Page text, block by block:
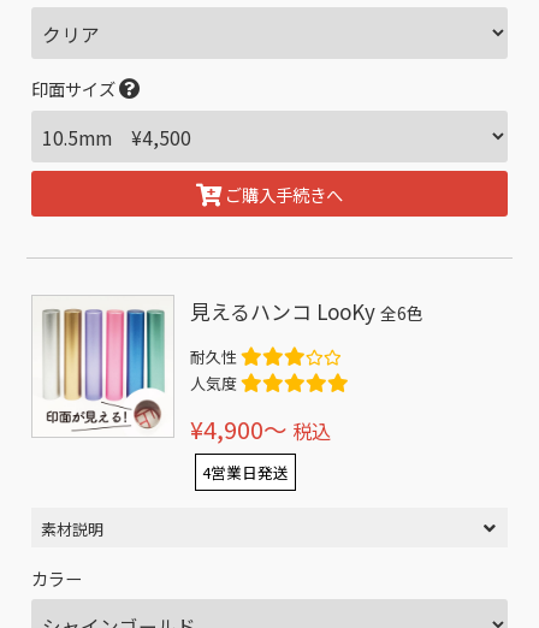
印面サイズ
ご購入手続きへ
見えるハンコ LooKy全6色
耐久性
人気度
¥4,900〜 税込
4営業日発送
素材説明
カラー